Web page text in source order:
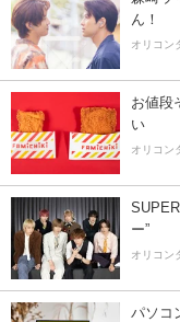
ん！
オリコン
お値段
い
オリコン
ー”
オリコン
パソコ